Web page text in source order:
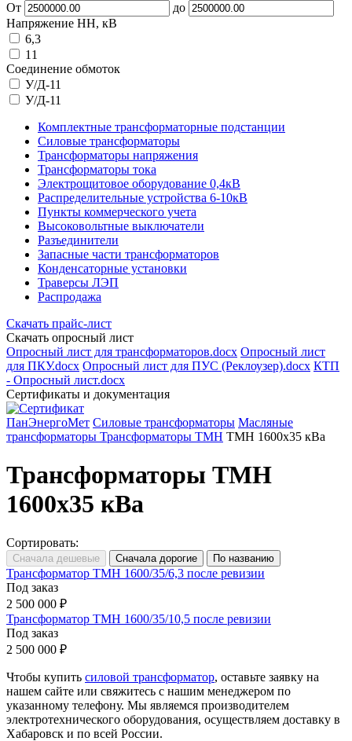
От
до
Напряжение НН, кВ
6,3
11
Соединение обмоток
У/Д-11
У/Д-11
Комплектные трансформаторные подстанции
Силовые трансформаторы
Трансформаторы напряжения
Трансформаторы тока
Электрощитовое оборудование 0,4кВ
Распределительные устройства 6-10кВ
Пункты коммерческого учета
Высоковольтные выключатели
Разъединители
Запасные части трансформаторов
Конденсаторные установки
Траверсы ЛЭП
Распродажа
Скачать прайс-лист
Скачать опросный лист
Опросный лист для трансформаторов.docx Опросный лист
для ПКУ.docx Опросный лист для ПУС (Реклоузер).docx КТП
- Опросный лист.docx
Сертификаты и документация
ПанЭнергоМет Силовые трансформаторы Масляные
трансформаторы Трансформаторы ТМН ТМН 1600x35 кВа
Трансформаторы ТМН
1600x35 кВа
Сортировать:
Трансформатор ТМН 1600/35/6,3 после ревизии
Под заказ
2 500 000 ₽
Трансформатор ТМН 1600/35/10,5 после ревизии
Под заказ
2 500 000 ₽
Чтобы купить силовой трансформатор, оставьте заявку на
нашем сайте или свяжитесь с нашим менеджером по
указанному телефону. Мы являемся производителем
электротехнического оборудования, осуществляем доставку в
Хабаровск и по всей России.